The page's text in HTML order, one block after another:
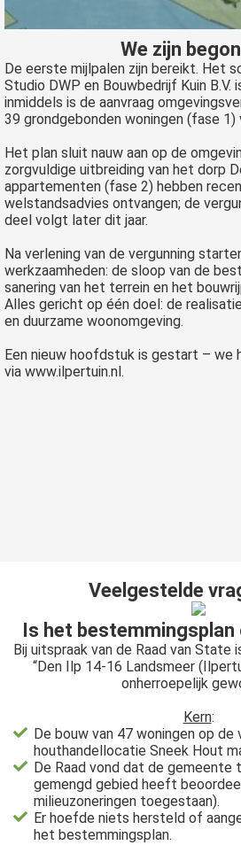
We zijn
De eerste mijlpalen zijn bereikt. Het
Studio DWP en Bouwbedrijf Kuin
inmiddels is de aanvraag
39 grondgebonden woningen (fase 1)
Het plan sluit nauw aan op de
zorgvuldige uitbreiding van het dorp
appartementen (fase 2) hebben
welstandsadvies ontvangen; de
deel volgt later dit jaar.
Na verlening van de vergunning
werkzaamheden: de sloop van de
sanering van het terrein en het
Alles gericht op één doel: de
en duurzame woonomgeving.
Een nieuw hoofdstuk is gestart – we
via www.ilpertuin.nl.
Veelgestelde
Is het
Bij uitspraak van de Raad van
“Den Ilp 14-16 Landsmeer
onherroepelijk
Kern:
De bouw van 47 woningen op de
houthandellocatie Sneek Hout
De Raad vond dat de
gemengd gebied heeft
milieuzoneringen toegestaan).
Er hoefde niets hersteld of
het bestemmingsplan.